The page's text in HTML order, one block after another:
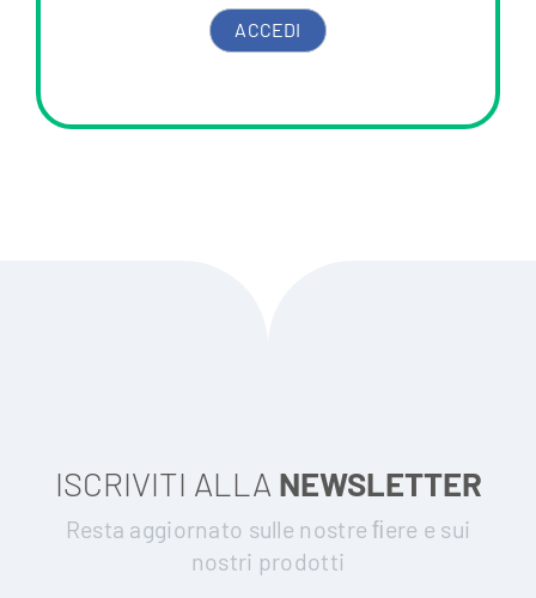
ACCEDI
ISCRIVITI ALLA NEWSLETTER
Resta aggiornato sulle nostre ﬁere e sui
nostri prodotti